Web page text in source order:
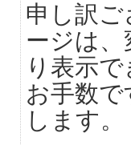
申し訳
ージは
り表示で
お手数
します。